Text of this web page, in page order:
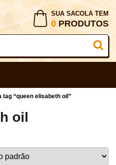
SUA SACOLA TEM
0 PRODUTOS
“queen elisabeth oil”
oil